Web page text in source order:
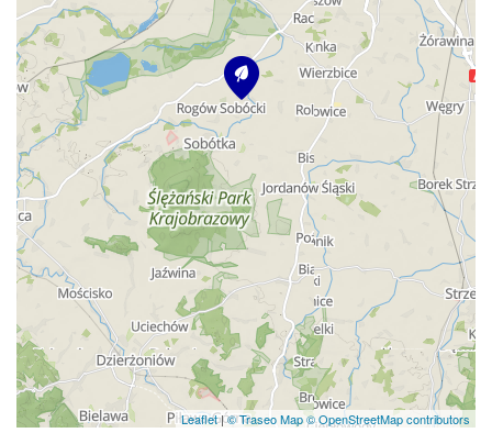
Leaflet |© Traseo Map© OpenStreetMap contributors